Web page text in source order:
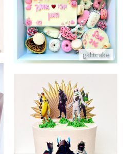
galitcake
מארז מתוקים עם לבבות ופרלינים
התקשר/י
עוגת פורטנייט